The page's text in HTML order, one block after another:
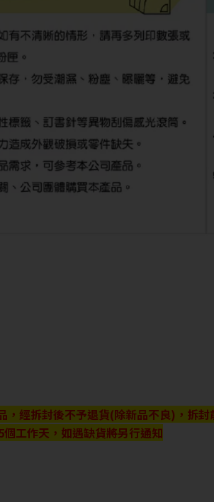
，經拆封後不予退貨(除新品不良)，拆
工作天，如遇缺貨將另行通知